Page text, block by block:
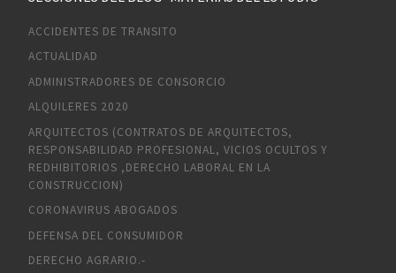
ACCIDENTES DE TRANSITO
ACTUALIDAD
ADMINISTRADORES DE CONSORCIO
ALQUILERES 2020
ARQUITECTOS (CONTRATOS DE ARQUITECTOS,
RESPONSABILIDAD PROFESIONAL, VICIOS OCULTOS Y
REDHIBITORIOS ,DERECHO LABORAL EN LA
CONSTRUCCION)
CORONAVIRUS ABOGADOS
DEFENSA DEL CONSUMIDOR
DERECHO AGRARIO.-